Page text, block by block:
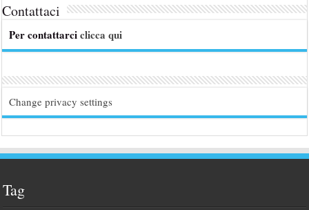
Contattaci
Per contattarciclicca qui
Change privacy settings
Tag